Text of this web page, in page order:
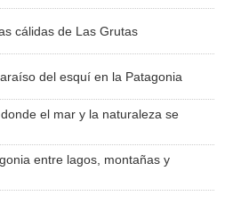
cálidas de Las Grutas
del esquí en la Patagonia
el mar y la naturaleza se
entre lagos, montañas y